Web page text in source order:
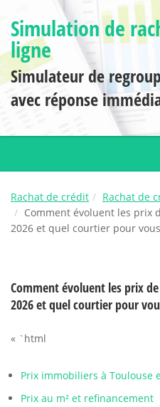
Simulation de
ligne
Simulateur de
avec réponse
Rachat de crédit
Rachat de
Comment évoluent les prix
2026 et quel courtier pour
Comment évoluent les prix
2026 et quel courtier pour
« `html
Prix immobiliers à Toulouse
Prix au m² et refinancement